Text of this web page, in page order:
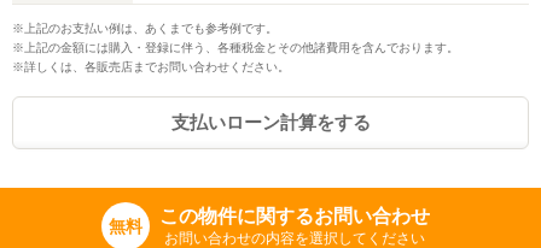
※上記のお支払い例は、あくまでも参考例です。
※上記の金額には購入・登録に伴う、各種税金とその他諸費用を含んでおります。
※詳しくは、各販売店までお問い合わせください。
支払いローン計算をする
無料 この物件に関するお問い合わせ
お問い合わせの内容を選択してください